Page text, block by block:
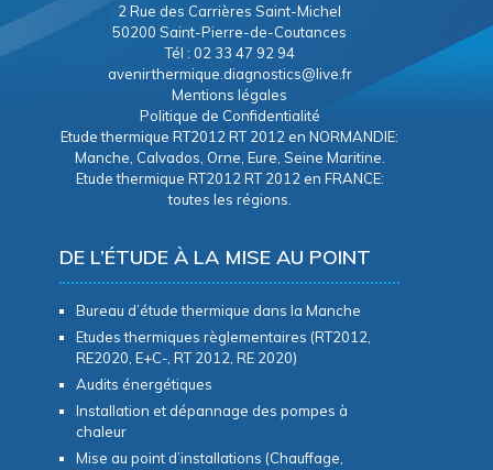
2 Rue des Carrières Saint-Michel
50200 Saint-Pierre-de-Coutances
Tél : 02 33 47 92 94
avenirthermique.diagnostics@live.fr
Mentions légales
Politique de Confidentialité
Etude thermique RT2012 RT 2012 en NORMANDIE:
Manche, Calvados, Orne, Eure, Seine Maritine.
Etude thermique RT2012 RT 2012 en FRANCE:
toutes les régions.
DE L’ÉTUDE À LA MISE AU POINT
Bureau d’étude thermique dans la Manche
Etudes thermiques règlementaires (RT2012,
RE2020, E+C-, RT 2012, RE 2020)
Audits énergétiques
Installation et dépannage des pompes à
chaleur
Mise au point d’installations (Chauffage,